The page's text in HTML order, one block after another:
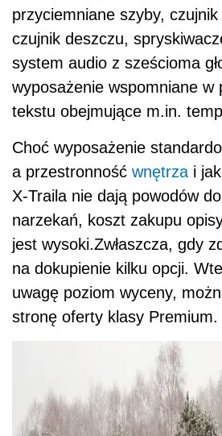
przyciemniane szyby,
czujnik deszczu,
system audio z sześcioma
wyposażenie wspomniane w
tekstu obejmujące m.in.
Choć wyposażenie
a przestronność wnętrza i
X-Traila nie dają powodów
narzekań, koszt zakupu
jest wysoki.Zwłaszcza, gdy
na dokupienie kilku opcji.
uwagę poziom wyceny,
stronę oferty klasy Premium.